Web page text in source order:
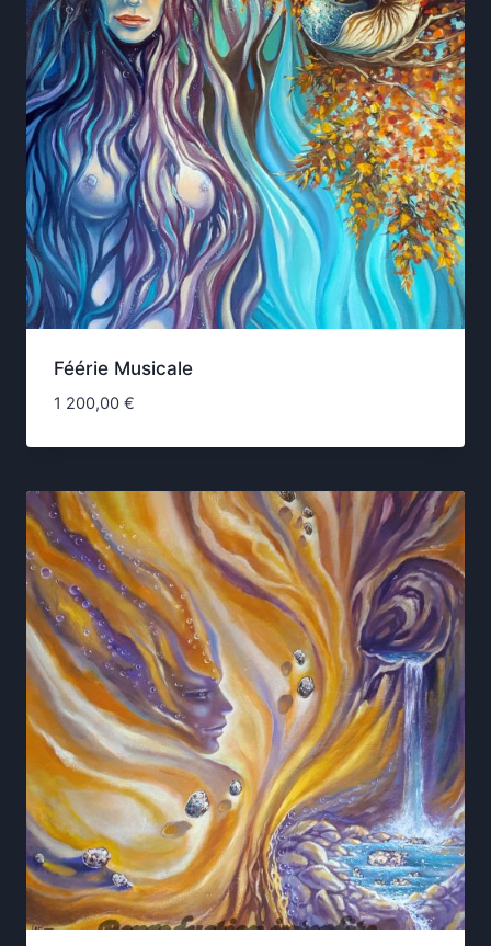
Féérie Musicale
1 200,00 €